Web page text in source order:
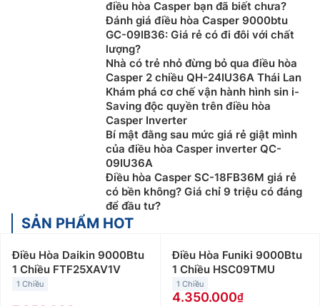
điều hòa Casper bạn đã biết chưa?
Đánh giá điều hòa Casper 9000btu
GC-09IB36: Giá rẻ có đi đôi với chất
lượng?
Nhà có trẻ nhỏ đừng bỏ qua điều hòa
Casper 2 chiều QH-24IU36A Thái Lan
Khám phá cơ chế vận hành hình sin i-
Saving độc quyền trên điều hòa
Casper Inverter
Bí mật đằng sau mức giá rẻ giật mình
của điều hòa Casper inverter QC-
09IU36A
Điều hòa Casper SC-18FB36M giá rẻ
có bền không? Giá chỉ 9 triệu có đáng
để đầu tư?
SẢN PHẨM HOT
Điều Hòa Daikin 9000Btu
1 Chiều FTF25XAV1V
1 Chiều
Điều Hòa Funiki 9000Btu
1 Chiều HSC09TMU
1 Chiều
4.350.000